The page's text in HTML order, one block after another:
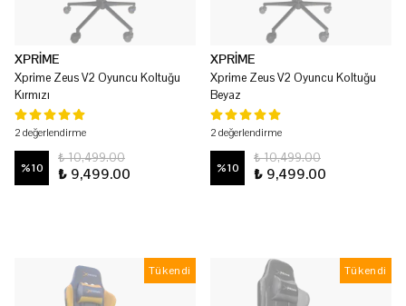
XPRİME
Xprime Zeus V2 Oyuncu Koltuğu
Kırmızı
2 değerlendirme
%10
₺ 10,499.00
₺ 9,499.00
XPRİME
Xprime Zeus V2 Oyuncu Koltuğu
Beyaz
2 değerlendirme
%10
₺ 10,499.00
₺ 9,499.00
Tükendi Tükendi